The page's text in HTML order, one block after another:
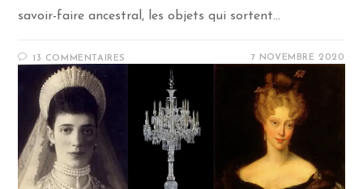
savoir-faire ancestral, les objets qui sortent…
13 COMMENTAIRES 7 NOVEMBRE 2020